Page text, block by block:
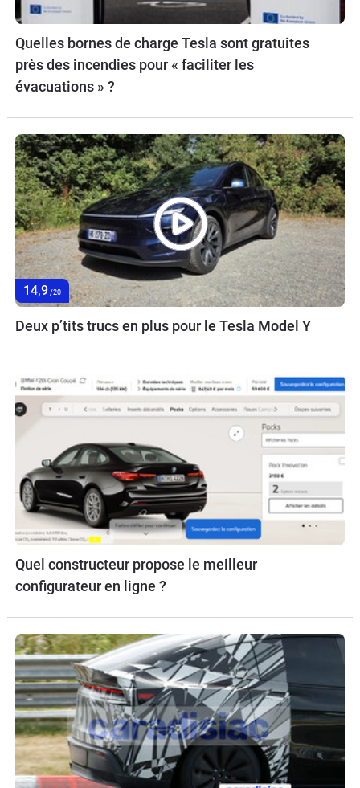
Quelles bornes de charge Tesla sont gratuites
près des incendies pour « faciliter les
évacuations » ?
14,9 /20
Deux p’tits trucs en plus pour le Tesla Model Y
Quel constructeur propose le meilleur
configurateur en ligne ?